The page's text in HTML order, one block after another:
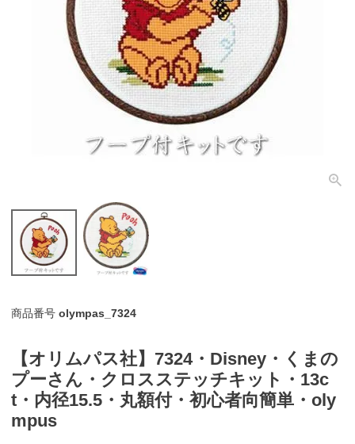
特定商取引法について
個人情報取り扱いについて
閉じる
商品番号 olympas_7324
【オリムパス社】7324・Disney・くまの
プーさん・クロスステッチキット・13c
t・内径15.5・丸額付・初心者向簡単・oly
mpus